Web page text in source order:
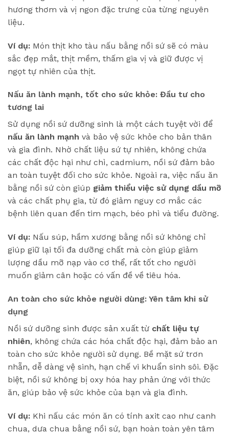
hương thơm và vị ngon đặc trưng của từng nguyên
liệu.
Ví dụ: Món thịt kho tàu nấu bằng nồi sứ sẽ có màu
sắc đẹp mắt, thịt mềm, thấm gia vị và giữ được vị
ngọt tự nhiên của thịt.
Nấu ăn lành mạnh, tốt cho sức khỏe: Đầu tư cho
tương lai
Sử dụng nồi sứ dưỡng sinh là một cách tuyệt vời để
nấu ăn lành mạnh và bảo vệ sức khỏe cho bản thân
và gia đình. Nhờ chất liệu sứ tự nhiên, không chứa
các chất độc hại như chì, cadmium, nồi sứ đảm bảo
an toàn tuyệt đối cho sức khỏe. Ngoài ra, việc nấu ăn
bằng nồi sứ còn giúp giảm thiểu việc sử dụng dầu mỡ
và các chất phụ gia, từ đó giảm nguy cơ mắc các
bệnh liên quan đến tim mạch, béo phì và tiểu đường.
Ví dụ: Nấu súp, hầm xương bằng nồi sứ không chỉ
giúp giữ lại tối đa dưỡng chất mà còn giúp giảm
lượng dầu mỡ nạp vào cơ thể, rất tốt cho người
muốn giảm cân hoặc có vấn đề về tiêu hóa.
An toàn cho sức khỏe người dùng: Yên tâm khi sử
dụng
Nồi sứ dưỡng sinh được sản xuất từ chất liệu tự
nhiên, không chứa các hóa chất độc hại, đảm bảo an
toàn cho sức khỏe người sử dụng. Bề mặt sứ trơn
nhẵn, dễ dàng vệ sinh, hạn chế vi khuẩn sinh sôi. Đặc
biệt, nồi sứ không bị oxy hóa hay phản ứng với thức
ăn, giúp bảo vệ sức khỏe của bạn và gia đình.
Ví dụ: Khi nấu các món ăn có tính axit cao như canh
chua, dưa chua bằng nồi sứ, bạn hoàn toàn yên tâm